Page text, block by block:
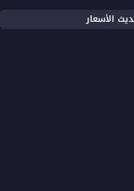
الأسعار